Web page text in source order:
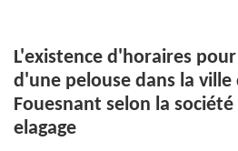
L'existence d'horaires
d'une pelouse dans la ville
Fouesnant selon la
elagage